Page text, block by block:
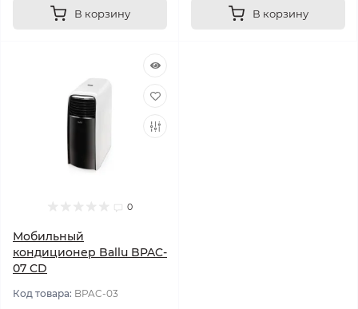
В корзину В корзину
0
Мобильный
кондиционер Ballu BPAC-
07 CD
Код товара: BPAC-03